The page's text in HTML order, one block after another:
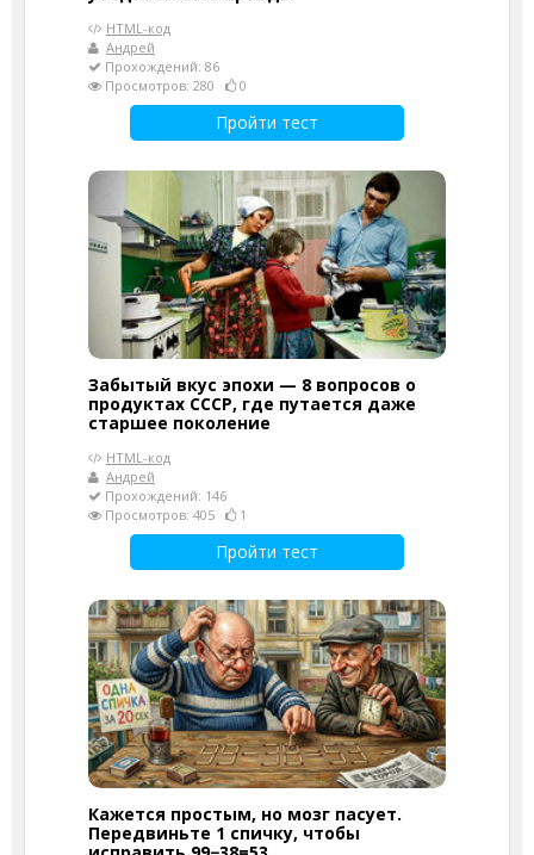
HTML-код
Андрей
Прохождений: 86
Просмотров: 280
0
Пройти тест
Забытый вкус эпохи — 8 вопросов о
продуктах СССР, где путается даже
старшее поколение
HTML-код
Андрей
Прохождений: 146
Просмотров: 405
1
Пройти тест
Кажется простым, но мозг пасует.
Передвиньте 1 спичку, чтобы